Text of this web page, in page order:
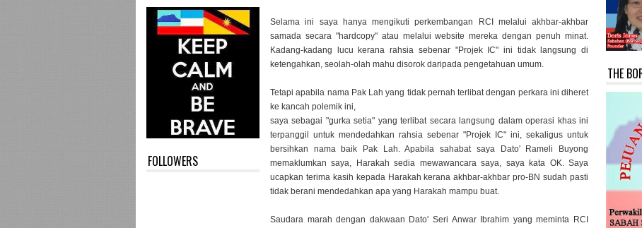
FOLLOWERS
Selama ini saya hanya mengikuti perkembangan RCI melalui akhbar-akhbar
samada secara "hardcopy" atau melalui website mereka dengan penuh minat.
Kadang-kadang lucu kerana rahsia sebenar "Projek IC" ini tidak langsung di
ketengahkan, seolah-olah mahu disorok daripada pengetahuan umum.
Tetapi apabila nama Pak Lah yang tidak pernah terlibat dengan perkara ini diheret
ke kancah polemik ini,
saya sebagai "gurka setia" yang terlibat secara langsung dalam operasi khas ini
terpanggil untuk mendedahkan rahsia sebenar "Projek IC" ini, sekaligus untuk
bersihkan nama baik Pak Lah. Apabila sahabat saya Dato' Rameli Buyong
memaklumkan saya, Harakah sedia mewawancara saya, saya kata OK. Saya
ucapkan terima kasih kepada Harakah kerana akhbar-akhbar pro-BN sudah pasti
tidak berani mendedahkan apa yang Harakah mampu buat.
Saudara marah dengan dakwaan Dato' Seri Anwar Ibrahim yang meminta RCI
THE